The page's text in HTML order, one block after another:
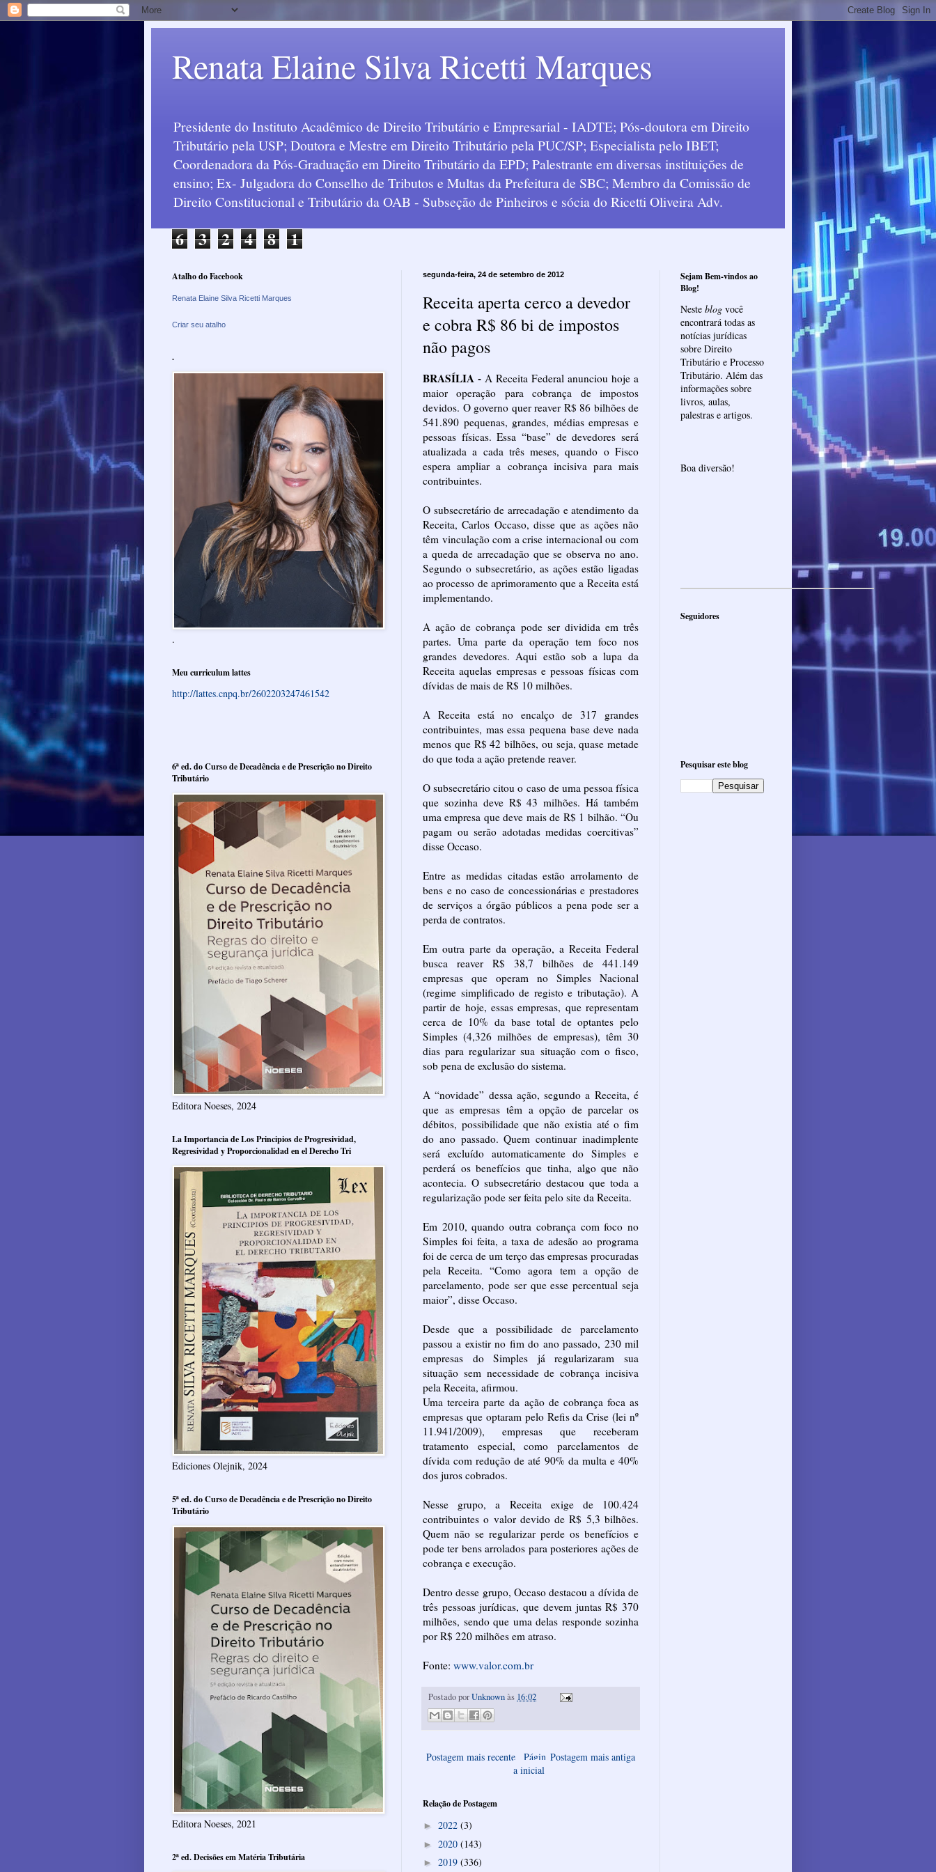
Renata Elaine Silva Ricetti Marques
Presidente do Instituto Acadêmico de Direito Tributário e Empresarial - IADTE; Pós-doutora em Direito
Tributário pela USP; Doutora e Mestre em Direito Tributário pela PUC/SP; Especialista pelo IBET;
Coordenadora da Pós-Graduação em Direito Tributário da EPD; Palestrante em diversas instituições de
ensino; Ex- Julgadora do Conselho de Tributos e Multas da Prefeitura de SBC; Membro da Comissão de
Direito Constitucional e Tributário da OAB - Subseção de Pinheiros e sócia do Ricetti Oliveira Adv.
6 3 2 4 8 1
segunda-feira, 24 de setembro de 2012
Receita aperta cerco a devedor
e cobra R$ 86 bi de impostos
não pagos
BRASÍLIA - A Receita Federal anunciou hoje a
maior operação para cobrança de impostos
devidos. O governo quer reaver R$ 86 bilhões de
541.890 pequenas, grandes, médias empresas e
pessoas físicas. Essa “base” de devedores será
atualizada a cada três meses, quando o Fisco
espera ampliar a cobrança incisiva para mais
contribuintes.
O subsecretário de arrecadação e atendimento da
Receita, Carlos Occaso, disse que as ações não
têm vinculação com a crise internacional ou com
a queda de arrecadação que se observa no ano.
Segundo o subsecretário, as ações estão ligadas
ao processo de aprimoramento que a Receita está
implementando.
A ação de cobrança pode ser dividida em três
partes. Uma parte da operação tem foco nos
grandes devedores. Aqui estão sob a lupa da
Receita aquelas empresas e pessoas físicas com
dívidas de mais de R$ 10 milhões.
A Receita está no encalço de 317 grandes
contribuintes, mas essa pequena base deve nada
menos que R$ 42 bilhões, ou seja, quase metade
do que toda a ação pretende reaver.
O subsecretário citou o caso de uma pessoa física
que sozinha deve R$ 43 milhões. Há também
uma empresa que deve mais de R$ 1 bilhão. “Ou
pagam ou serão adotadas medidas coercitivas”
disse Occaso.
Entre as medidas citadas estão arrolamento de
bens e no caso de concessionárias e prestadores
de serviços a órgão públicos a pena pode ser a
perda de contratos.
Em outra parte da operação, a Receita Federal
busca reaver R$ 38,7 bilhões de 441.149
empresas que operam no Simples Nacional
(regime simplificado de registo e tributação). A
partir de hoje, essas empresas, que representam
cerca de 10% da base total de optantes pelo
Simples (4,326 milhões de empresas), têm 30
dias para regularizar sua situação com o fisco,
sob pena de exclusão do sistema.
A “novidade” dessa ação, segundo a Receita, é
que as empresas têm a opção de parcelar os
débitos, possibilidade que não existia até o fim
do ano passado. Quem continuar inadimplente
será excluído automaticamente do Simples e
perderá os benefícios que tinha, algo que não
acontecia. O subsecretário destacou que toda a
regularização pode ser feita pelo site da Receita.
Em 2010, quando outra cobrança com foco no
Simples foi feita, a taxa de adesão ao programa
foi de cerca de um terço das empresas procuradas
pela Receita. “Como agora tem a opção de
parcelamento, pode ser que esse percentual seja
maior”, disse Occaso.
Desde que a possibilidade de parcelamento
passou a existir no fim do ano passado, 230 mil
empresas do Simples já regularizaram sua
situação sem necessidade de cobrança incisiva
pela Receita, afirmou.
Uma terceira parte da ação de cobrança foca as
empresas que optaram pelo Refis da Crise (lei nº
11.941/2009), empresas que receberam
tratamento especial, como parcelamentos de
dívida com redução de até 90% da multa e 40%
dos juros cobrados.
Nesse grupo, a Receita exige de 100.424
contribuintes o valor devido de R$ 5,3 bilhões.
Quem não se regularizar perde os benefícios e
pode ter bens arrolados para posteriores ações de
cobrança e execução.
Dentro desse grupo, Occaso destacou a dívida de
três pessoas jurídicas, que devem juntas R$ 370
milhões, sendo que uma delas responde sozinha
por R$ 220 milhões em atraso.
Fonte: www.valor.com.br
Postado porUnknownàs 16:02
Postagem mais recente Postagem mais antiga
Págin
a inicial
Relação de Postagem
► 2022 (3)
► 2020 (143)
► 2019 (336)
Atalho do Facebook
Renata Elaine Silva Ricetti Marques
Criar seu atalho
.
.
Meu curriculum lattes
http://lattes.cnpq.br/2602203247461542
6ª ed. do Curso de Decadência e de Prescrição no Direito
Tributário
Editora Noeses, 2024
La Importancia de Los Principios de Progresividad,
Regresividad y Proporcionalidad en el Derecho Tri
Ediciones Olejnik, 2024
5ª ed. do Curso de Decadência e de Prescrição no Direito
Tributário
Editora Noeses, 2021
2ª ed. Decisões em Matéria Tributária
Sejam Bem-vindos ao
Blog!
Neste blog você
encontrará todas as
notícias jurídicas
sobre Direito
Tributário e Processo
Tributário. Além das
informações sobre
livros, aulas,
palestras e artigos.
Boa diversão!
Seguidores
Pesquisar este blog